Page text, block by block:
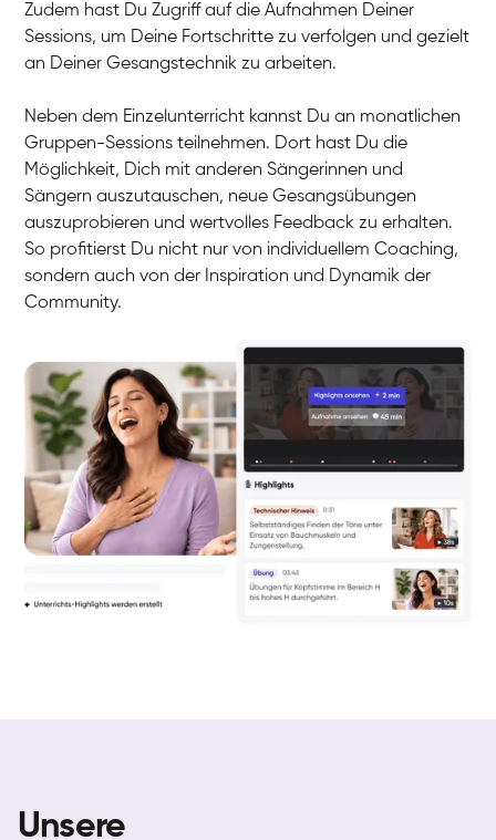
Zudem hast Du Zugriff auf die Aufnahmen Deiner
Sessions, um Deine Fortschritte zu verfolgen und gezielt
an Deiner Gesangstechnik zu arbeiten.
Neben dem Einzelunterricht kannst Du an monatlichen
Gruppen-Sessions teilnehmen. Dort hast Du die
Möglichkeit, Dich mit anderen Sängerinnen und
Sängern auszutauschen, neue Gesangsübungen
auszuprobieren und wertvolles Feedback zu erhalten.
So profitierst Du nicht nur von individuellem Coaching,
sondern auch von der Inspiration und Dynamik der
Community.
Unsere